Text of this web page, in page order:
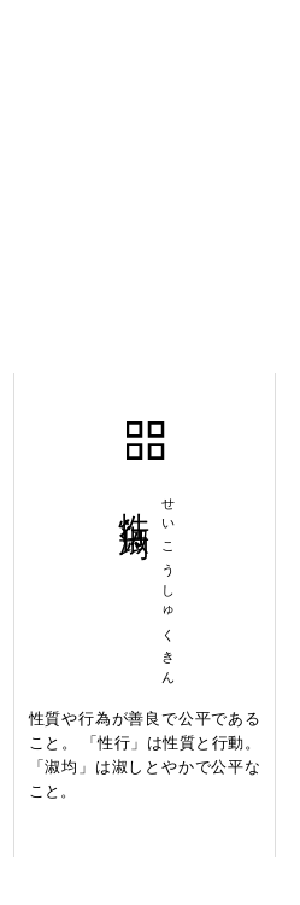
せいこうしゅくきん
性質や行為が善良で公平である
こと。 「性行」は性質と行動。
「淑均」は淑しとやかで公平な
こと。